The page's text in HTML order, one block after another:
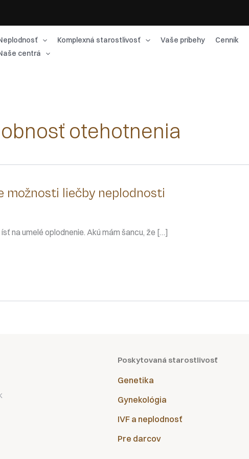
Komplexná starostlivosť Vaše príbehy Cenník
centrá
otehotnenia
možnosti liečby neplodnosti
na umelé oplodnenie. Akú mám šancu, že […]
Poskytovaná starostlivosť
Genetika
Gynekológia
IVF a neplodnosť
Pre darcov